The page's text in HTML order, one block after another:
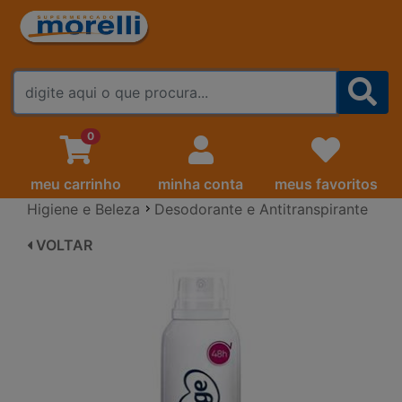
FALE CONOSCO
0
meu carrinho minha conta
meus favoritos
Higiene e Beleza
Desodorante e Antitranspirante
VOLTAR